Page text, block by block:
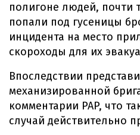
полигоне людей, почти
попали под гусеницы
инцидента на место
скороходы для их
Впоследствии
механизированной
комментарии PAP, что
случай действительно